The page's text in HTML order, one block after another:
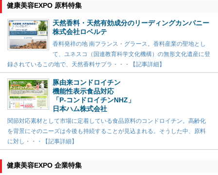
健康美容EXPO 原料特集
天然香料・天然有効成分のリーディングカンパニー
株式会社ロベルテ
香料発祥の地 南フランス・グラース。香料産業の聖地とし
て、ユネスコ（国連教育科学文化機構）の無形文化遺産に登
録されているこの地で、天然香料サプラ・・・【記事詳細】
豚由来コンドロイチン
機能性表示食品対応
「P-コンドロイチンNHZ」
日本ハム株式会社
関節対応素材として市場に定着している食品原料のコンドロイチン。高齢化
を背景にそのニーズは今後も持続することが見込まれる。そうした中、原料
に対し・・・【記事詳細】
健康美容EXPO 企業特集